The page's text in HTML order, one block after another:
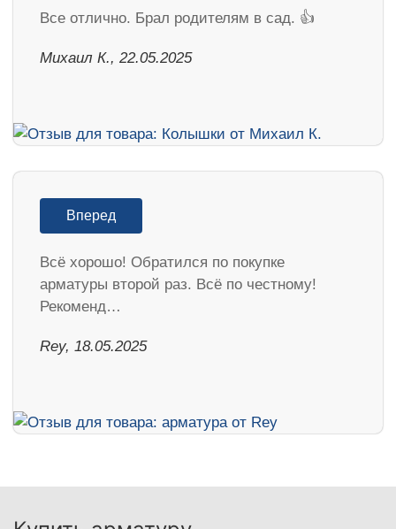
Все отлично. Брал родителям в сад. 👍
Михаил К., 22.05.2025
Вперед
Всё хорошо! Обратился по покупке
арматуры второй раз. Всё по честному!
Рекоменд…
Rey, 18.05.2025